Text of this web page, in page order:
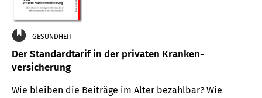
GESUNDHEIT
Der Standard­tarif in der privaten Kranken­
versicherung
Wie bleiben die Beiträge im Alter bezahlbar? Wie